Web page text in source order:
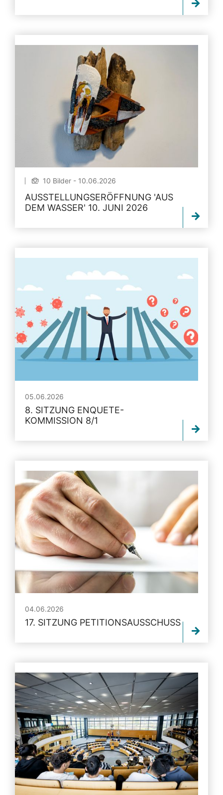
10 Bilder - 10.06.2026
AUSSTELLUNGSERÖFFNUNG 'AUS
DEM WASSER' 10. JUNI 2026
05.06.2026
8. SITZUNG ENQUETE-
KOMMISSION 8/1
04.06.2026
17. SITZUNG PETITIONSAUSSCHUSS